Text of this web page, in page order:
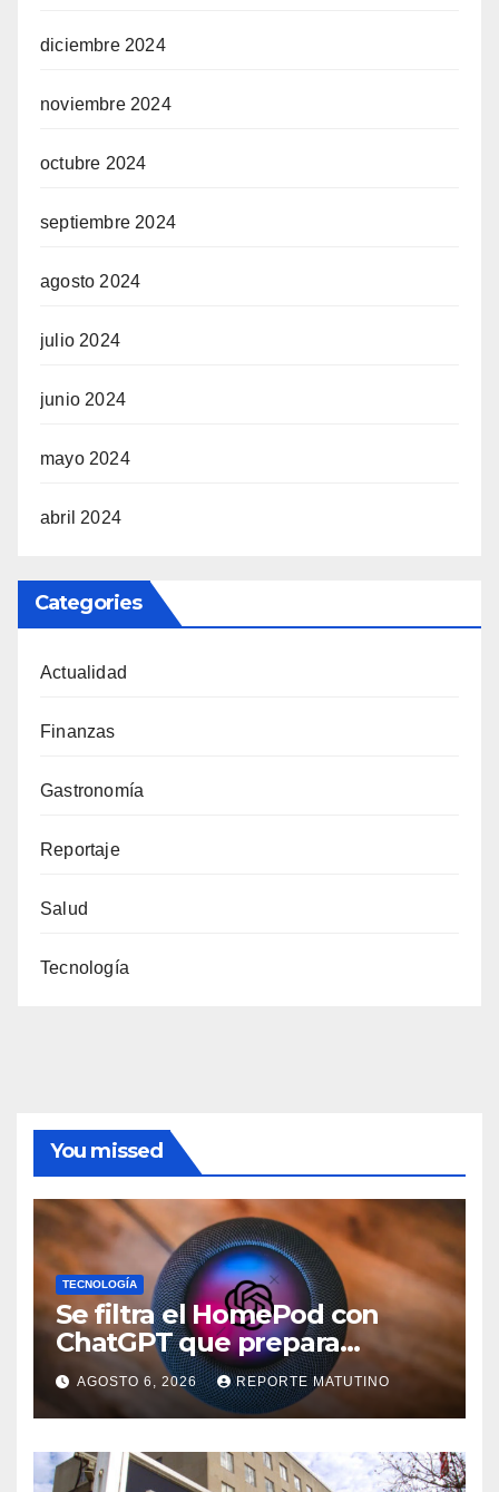
diciembre 2024
noviembre 2024
octubre 2024
septiembre 2024
agosto 2024
julio 2024
junio 2024
mayo 2024
abril 2024
Categories
Actualidad
Finanzas
Gastronomía
Reportaje
Salud
Tecnología
You missed
TECNOLOGÍA
Se filtra el HomePod con
ChatGPT que prepara
OpenAI y su diseño es una
locura
AGOSTO 6, 2026 REPORTE MATUTINO